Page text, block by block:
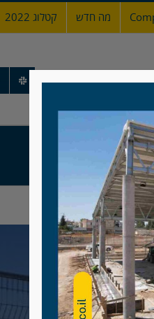
מה חדש קטלוג 2022
תיק עבודות